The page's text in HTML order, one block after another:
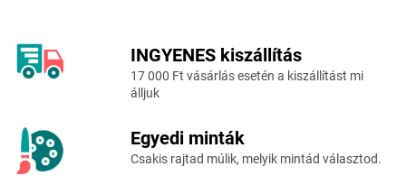
INGYENES kiszállítás
17 000 Ft vásárlás esetén a kiszállítást mi
álljuk
Egyedi minták
Csakis rajtad múlik, melyik mintád választod.